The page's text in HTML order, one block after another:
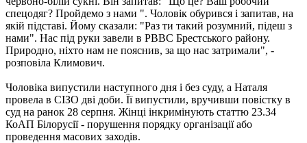
спецодяг? Пройдемо з нами ". Чоловік обурився і запитав, на
якій підставі. Йому сказали: "Раз ти такий розумний, підеш з
нами". Нас під руки завели в РВВС Брестського району.
Природно, ніхто нам не пояснив, за що нас затримали", -
розповіла Климович.
Чоловіка випустили наступного дня і без суду, а Наталя
провела в СІЗО дві доби. Її випустили, вручивши повістку в
суд на ранок 28 серпня. Жінці інкримінують статтю 23.34
КоАП Білорусії - порушення порядку організації або
проведення масових заходів.